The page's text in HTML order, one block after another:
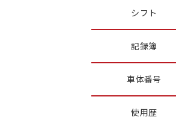
シフト
記録簿
車体番号
使用歴